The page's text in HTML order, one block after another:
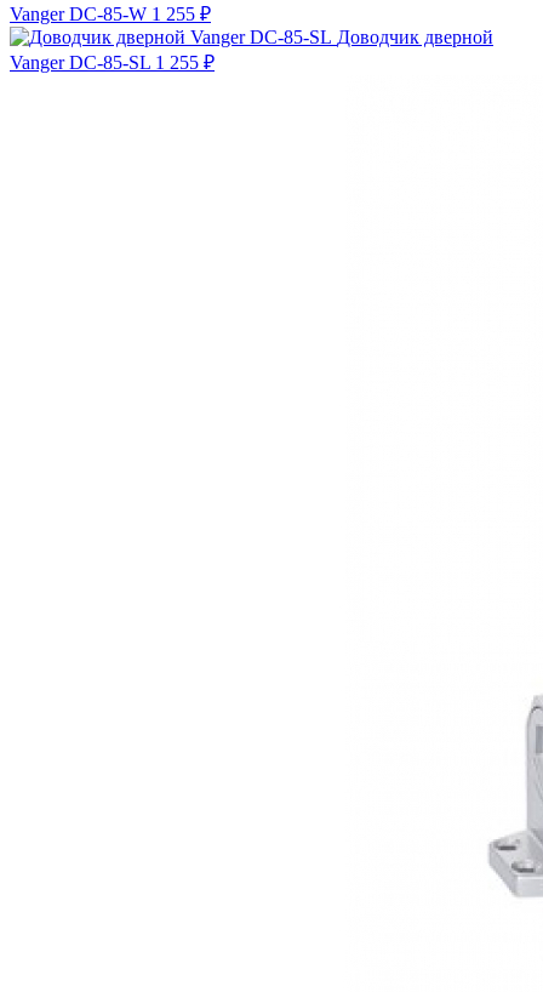
Vanger DC-85-W 1 255 ₽
Доводчик дверной
Vanger DC-85-SL 1 255 ₽